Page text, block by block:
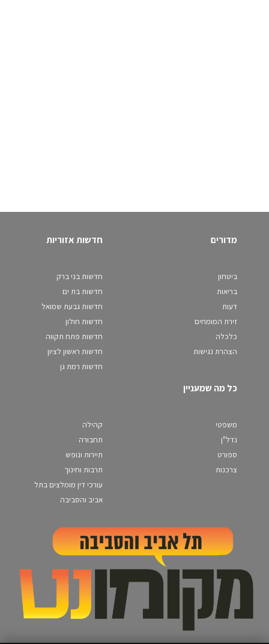
מדורים
ביטחון
בריאות
דעות
זירת המומחים
כלכלה
הצהרת נגישות
חדשות אזוריות
חדשות בני ברק
חדשות בת ים
חדשות גבעת שמואל
חדשות חולון
חדשות פתח תקווה
חדשות ראשון לציון
חדשות רמת גן
כל מה שמעניין
משפטי
נדל"ן
ספורט
צרכנות
קהילה
תחבורה
תיירות ונופש
תרבות וחינוך
עורכי דין מומלצים בתל
אביב והסביבה